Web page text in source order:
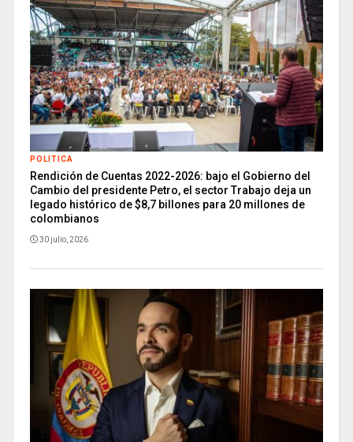
POLITICA
Rendición de Cuentas 2022-2026: bajo el Gobierno del
Cambio del presidente Petro, el sector Trabajo deja un
legado histórico de $8,7 billones para 20 millones de
colombianos
30 julio, 2026